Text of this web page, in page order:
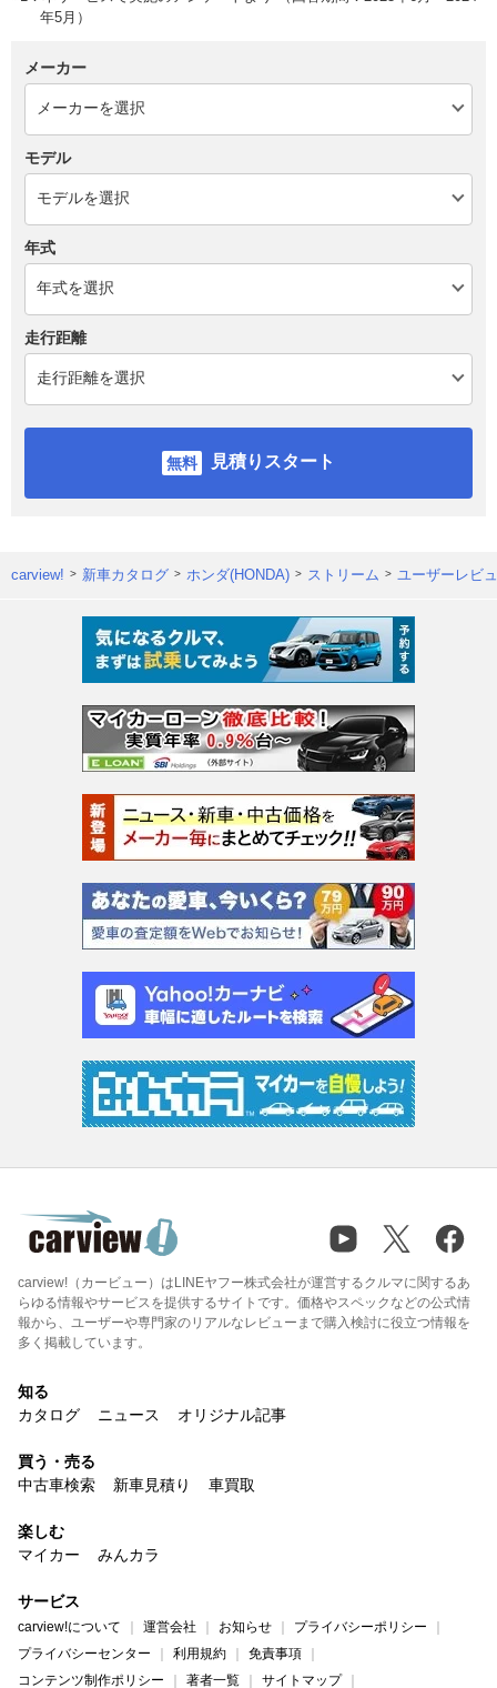
年5月）
メーカー
モデル
年式
走行距離
見積りスタート
carview! 新車カタログ ホンダ(HONDA) ストリーム ユーザーレビ
carview!（カービュー）はLINEヤフー株式会社が運営するクルマに関するあ
らゆる情報やサービスを提供するサイトです。価格やスペックなどの公式情
報から、ユーザーや専門家のリアルなレビューまで購入検討に役立つ情報を
多く掲載しています。
知る
カタログ
ニュース オリジナル記事
買う・売る
中古車検索
新車見積り 車買取
楽しむ
マイカー
みんカラ
サービス
carview!について 運営会社 お知らせ
プライバシーポリシー
プライバシーセンター
利用規約
免責事項
コンテンツ制作ポリシー
著者一覧 サイトマップ